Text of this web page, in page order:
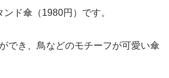
ド傘（1980円）です。
でき、鳥などのモチーフが可愛い傘